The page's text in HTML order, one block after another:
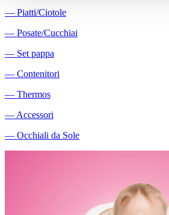
― Piatti/Ciotole
― Posate/Cucchiai
― Set pappa
― Contenitori
― Thermos
― Accessori
― Occhiali da Sole